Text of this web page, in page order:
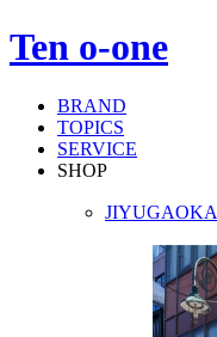
Ten o-one
BRAND
TOPICS
SERVICE
SHOP
JIYUGAOKA